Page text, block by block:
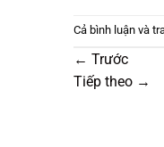
Cả bình luận và
← Trước
Tiếp theo →